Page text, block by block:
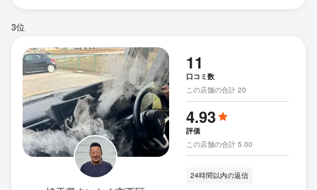
3位
11
口コミ数
この店舗の合計 20
4.93
評価
この店舗の合計 5.00
24時間以内の返信